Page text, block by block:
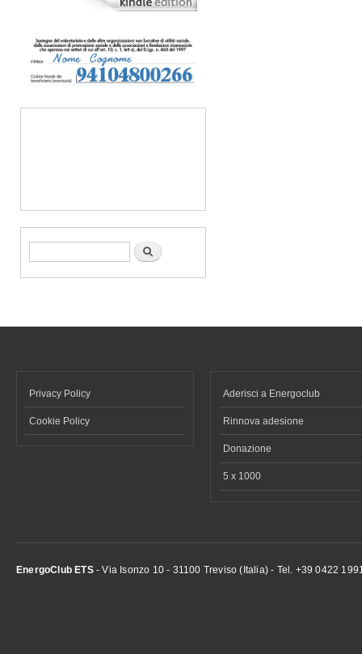
Form di ricerca Cerca
Privacy Policy
Cookie Policy
Aderisci a Energoclub
Rinnova adesione
Donazione
5 x 1000
EnergoClub ETS- Via Isonzo 10 - 31100 Treviso (Italia) - Tel. +39 0422